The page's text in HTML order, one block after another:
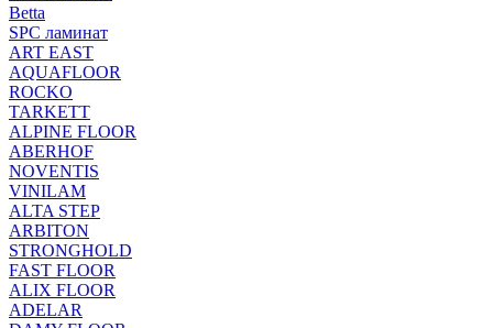
Betta
SPC ламинат
ART EAST
AQUAFLOOR
ROCKO
TARKETT
ALPINE FLOOR
ABERHOF
NOVENTIS
VINILAM
ALTA STEP
ARBITON
STRONGHOLD
FAST FLOOR
ALIX FLOOR
ADELAR